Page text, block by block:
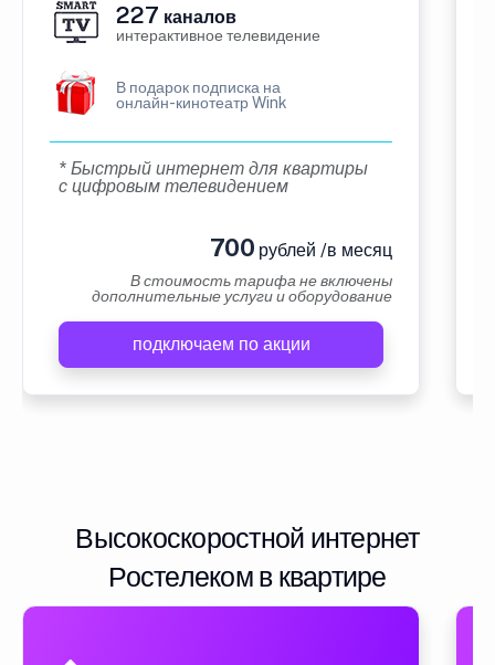
227 каналов
интерактивное телевидение
В подарок подписка на
онлайн-кинотеатр Wink
* Быстрый интернет для квартиры
с цифровым телевидением
700 рублей /в месяц
В стоимость тарифа не включены
дополнительные услуги и оборудование
подключаем по акции
Высокоскоростной интернет
Ростелеком в квартире